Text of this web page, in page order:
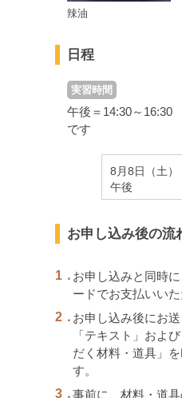
辣油
日程
実習時間
午後＝14:30～
です
8月8日（土）
午後
お申し込み後の流
1．お申し込みと同時
ードでお支払いいた
2．お申し込み後にお送
「テキスト」およ
だく材料・道具」
す。
3．事前に、材料・道具